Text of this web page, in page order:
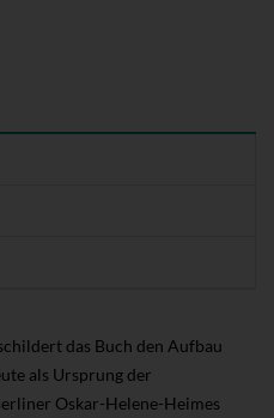
das Buch den Aufbau
als Ursprung der
Oskar-Helene-Heimes